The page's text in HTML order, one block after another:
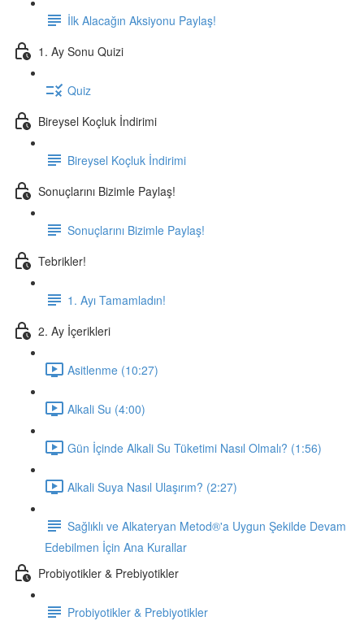
İlk Alacağın Aksiyonu Paylaş!
1. Ay Sonu Quizi
Quiz
Bireysel Koçluk İndirimi
Bireysel Koçluk İndirimi
Sonuçlarını Bizimle Paylaş!
Sonuçlarını Bizimle Paylaş!
Tebrikler!
1. Ayı Tamamladın!
2. Ay İçerikleri
Asitlenme (10:27)
Alkali Su (4:00)
Gün İçinde Alkali Su Tüketimi Nasıl Olmalı? (1:56)
Alkali Suya Nasıl Ulaşırım? (2:27)
Sağlıklı ve Alkateryan Metod®'a Uygun Şekilde Devam
Edebilmen İçin Ana Kurallar
Probiyotikler & Prebiyotikler
Probiyotikler & Prebiyotikler